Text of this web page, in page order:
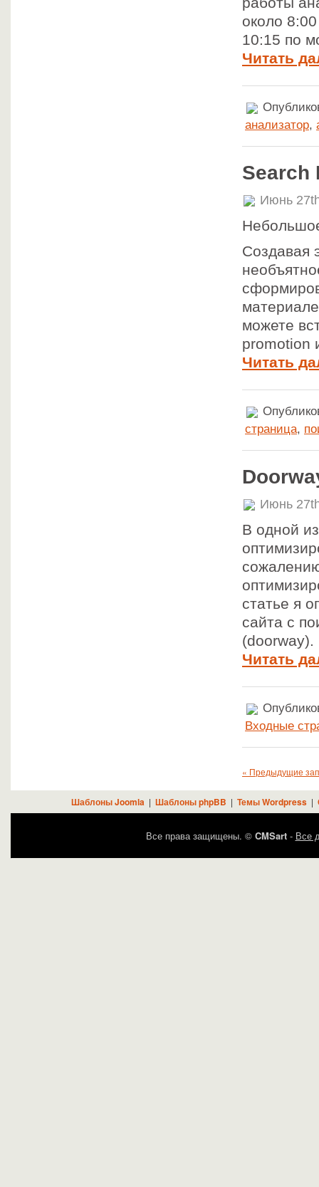
около
10:15 по
Читать
анализатор,
Search
Июнь
Создавая
можете
promotion
Читать
страница,
Июнь
В одной
статье я
сайта с
(doorway).
Читать
Входные
« Предыдущие
Шаблоны Joomla | Шаблоны phpBB | Темы Wordpress|
Все права защищены. © CMSart- Все